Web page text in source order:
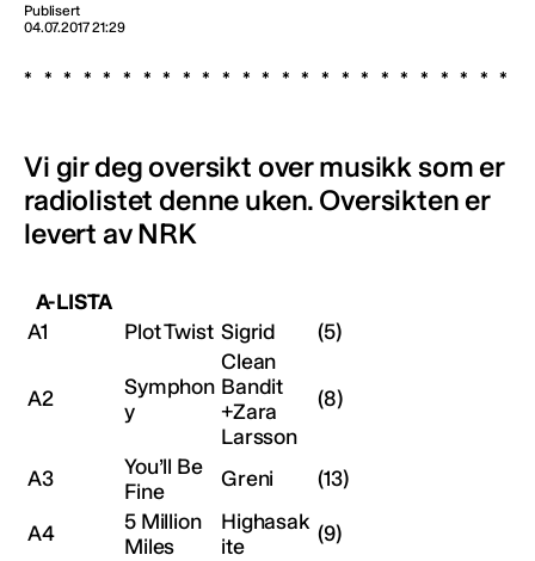
Publisert
04.07.2017 21:29
Vi gir deg oversikt over musikk som er
radiolistet denne uken. Oversikten er
levert av NRK
A-LISTA
A1
Plot Twist Sigrid (5)
A2
Symphon
y
Clean
Bandit
+Zara
Larsson
(8)
A3
You’ll Be
Fine
Greni (13)
A4
5 Million
Miles
Highasak
ite
(9)